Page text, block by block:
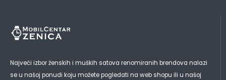
Najveći izbor ženskih i muških satova renomiranih brendova nalazi
se u našoj ponudi koju možete pogledati na web shopu ili u našoj